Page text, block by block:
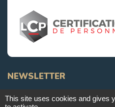
NEWSLETTER
This site uses cookies and gives